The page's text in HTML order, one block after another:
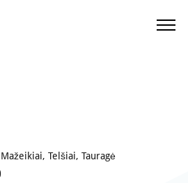
Telšiai, Tauragė